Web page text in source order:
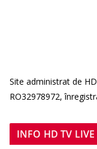
Site administrat de HD
RO32978972,
INFO HD TV LIVE